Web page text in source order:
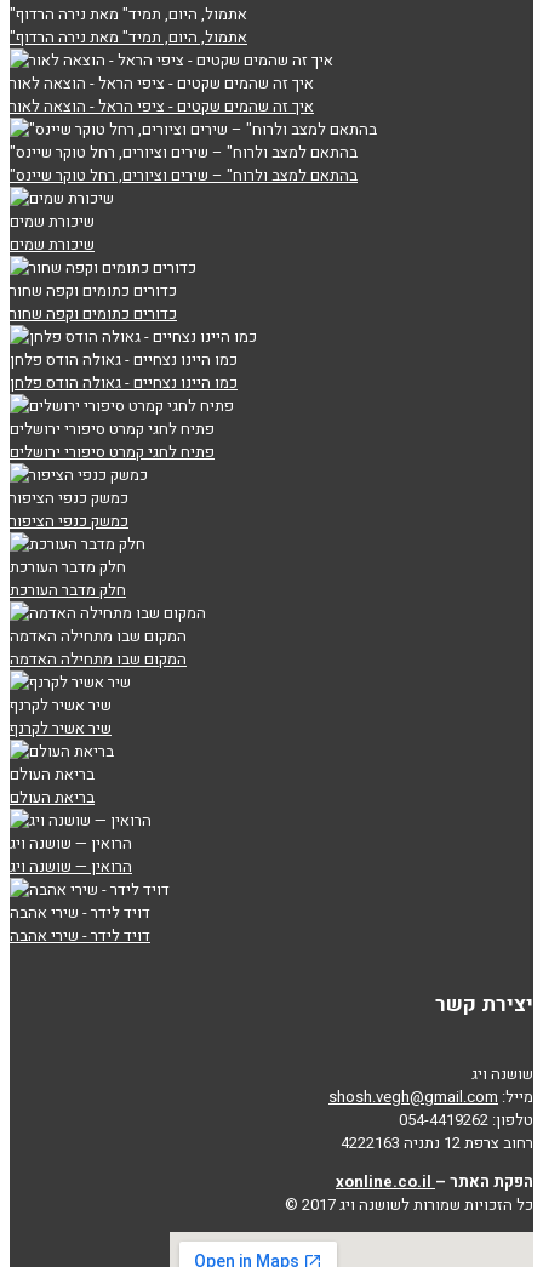
"אתמול, היום, תמיד" מאת נירה הרדוף
"אתמול, היום, תמיד" מאת נירה הרדוף
איך זה שהמים שקטים - ציפי הראל - הוצאה לאור
איך זה שהמים שקטים - ציפי הראל - הוצאה לאור
"בהתאם למצב ולרוח" – שירים וציורים, רחל טוקר שיינס
"בהתאם למצב ולרוח" – שירים וציורים, רחל טוקר שיינס
שיכורת שמים
שיכורת שמים
כדורים כתומים וקפה שחור
כדורים כתומים וקפה שחור
כמו היינו נצחיים - גאולה הודס פלחן
כמו היינו נצחיים - גאולה הודס פלחן
פתיח לחגי קמרט סיפורי ירושלים
פתיח לחגי קמרט סיפורי ירושלים
כמשק כנפי הציפור
כמשק כנפי הציפור
חלק מדבר העורכת
חלק מדבר העורכת
המקום שבו מתחילה האדמה
המקום שבו מתחילה האדמה
שיר אשיר לקרנף
שיר אשיר לקרנף
בריאת העולם
בריאת העולם
הרואין — שושנה ויג
הרואין — שושנה ויג
דויד לידר - שירי אהבה
דויד לידר - שירי אהבה
יצירת קשר
שושנה ויג
מייל: shosh.vegh@gmail.com
טלפון: 054-4419262
רחוב צרפת 12 נתניה 4222163
הפקת האתר –
כל הזכויות שמורות לשושנה ויג 2017 ©